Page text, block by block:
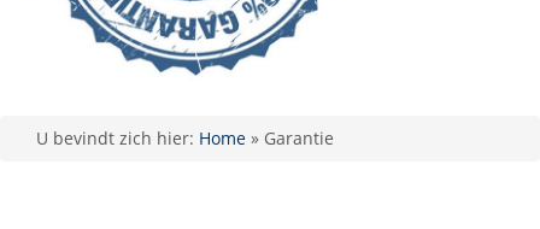
U bevindt zich hier: Home » Garantie